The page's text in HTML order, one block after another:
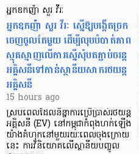
អ្នកឧកញ៉ា សួរ វីរៈ
អ្នកឧកញ៉ា សួរ វីរៈ ស្នើឱ្យបង្កើតច្រក
ចេញចូលតែមួយ ដើម្បីលុបបំបាត់ភាព
ស្មុគស្មាញលើការស្នើសុំបតភ្ជាប់ចរន្ត
អគ្គិសនីទៅកាន់ស្ថានីយសាករថយន្ត
អគ្គិសនី
15 hours ago
ស្របពេលដែលនិន្នាការប្រើប្រាស់រថយន្ត
អគ្គិសនី (EV) នៅកម្ពុជាកំពុងហក់ឡើង
យ៉ាងគំហុកនៅមួយរយៈពេលចុងក្រោយ
នេះ ការវិនិយោគលើស្ថានីយបញ្ចូល